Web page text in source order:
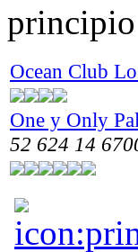
principio
Ocean Club
One y Only
52 624 14